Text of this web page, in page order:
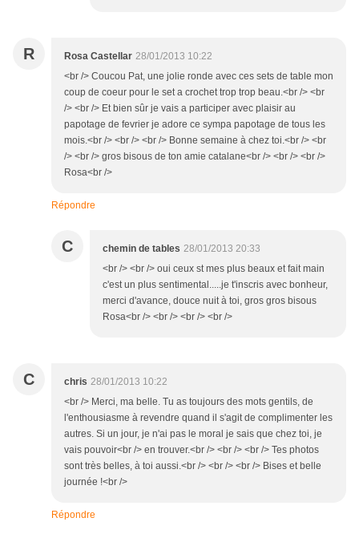
R Rosa Castellar 28/01/2013 10:22
<br /> Coucou Pat, une jolie ronde avec ces sets de table mon
coup de coeur pour le set a crochet trop trop beau.<br /> <br
/> <br /> Et bien sûr je vais a participer avec plaisir au
papotage de fevrier je adore ce sympa papotage de tous les
mois.<br /> <br /> <br /> Bonne semaine à chez toi.<br /> <br
/> <br /> gros bisous de ton amie catalane<br /> <br /> <br />
Rosa<br />
Répondre
C chemin de tables 28/01/2013 20:33
<br /> <br /> oui ceux st mes plus beaux et fait main
c'est un plus sentimental.....je t'inscris avec bonheur,
merci d'avance, douce nuit à toi, gros gros bisous
Rosa<br /> <br /> <br /> <br />
C chris 28/01/2013 10:22
<br /> Merci, ma belle. Tu as toujours des mots gentils, de
l'enthousiasme à revendre quand il s'agit de complimenter les
autres. Si un jour, je n'ai pas le moral je sais que chez toi, je
vais pouvoir<br /> en trouver.<br /> <br /> <br /> Tes photos
sont très belles, à toi aussi.<br /> <br /> <br /> Bises et belle
journée !<br />
Répondre